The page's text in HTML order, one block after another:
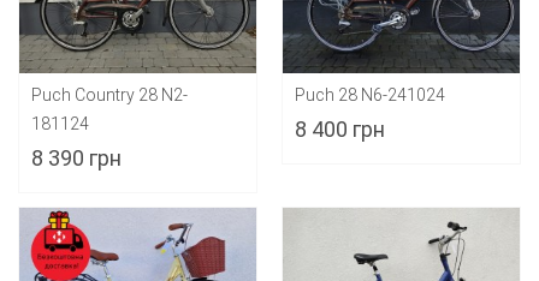
Puch Country 28 N2-
181124
8 390 грн
Puch 28 N6-241024
8 400 грн